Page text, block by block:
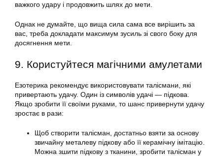
важкого удару і продовжить шлях до мети.
Однак не думайте, що вища сила сама все вирішить за
вас, треба докладати максимум зусиль зі свого боку для
досягнення мети.
9. Користуйтеся магічними амулетами
Езотерика рекомендує використовувати талісмани, які
привертають удачу. Один із символів удачі — підкова.
Якщо зробити її своїми руками, то шанс привернути удачу
зростає в рази:
Щоб створити талісман, достатньо взяти за основу
звичайну металеву підкову або її керамічну імітацію.
Можна зшити підкову з тканини, зробити талісман у